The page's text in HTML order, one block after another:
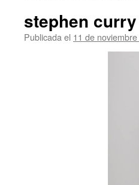
stephen
Publicada el 11 de